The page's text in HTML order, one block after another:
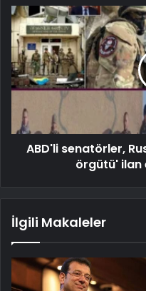
ABD'li senatörler,
örgütü' ilan
İlgili Makaleler